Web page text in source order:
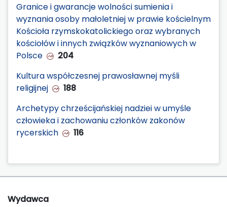
Granice i gwarancje wolności sumienia i
wyznania osoby małoletniej w prawie kościelnym
Kościoła rzymskokatolickiego oraz wybranych
kościołów i innych związków wyznaniowych w
Polsce
204
Kultura współczesnej prawosławnej myśli
religijnej
188
Archetypy chrześcijańskiej nadziei w umyśle
człowieka i zachowaniu członków zakonów
rycerskich
116
Wydawca